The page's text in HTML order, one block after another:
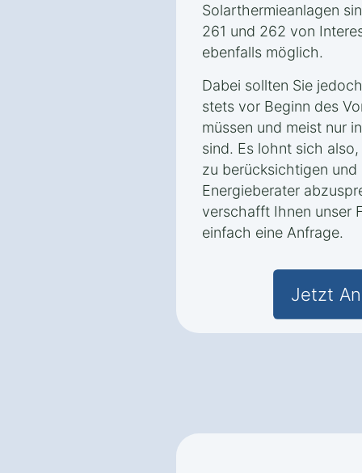
Solarthermieanlagen
261 und 262 von
ebenfalls möglich.
Dabei sollten Sie
stets vor Beginn des
müssen und meist nur
sind. Es lohnt sich
zu berücksichtigen
Energieberater
verschafft Ihnen unser
einfach eine Anfrage.
Jetzt